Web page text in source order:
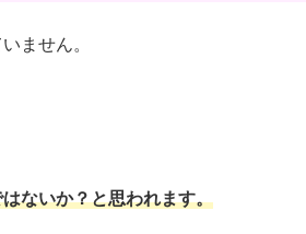
ません。
ないか？と思われます。